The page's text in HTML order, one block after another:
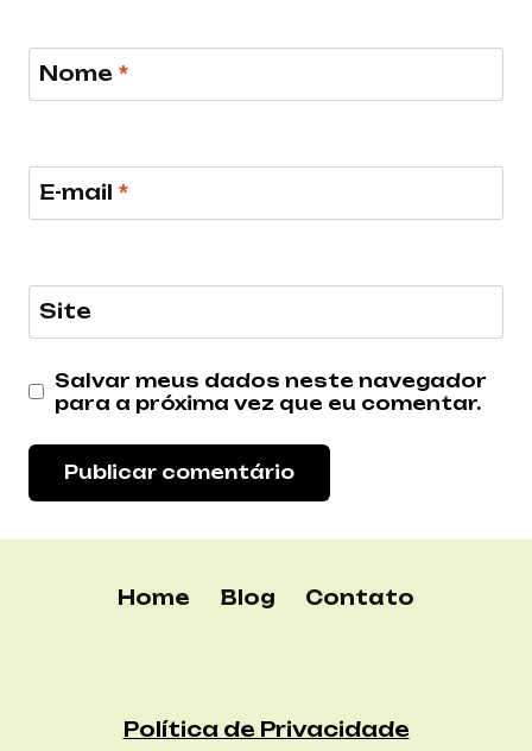
Nome *
E-mail *
Site
Salvar meus dados neste navegador
para a próxima vez que eu comentar.
Home Blog Contato
Política de Privacidade